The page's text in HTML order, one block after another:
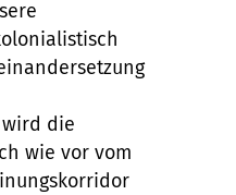
die
wie vor vom